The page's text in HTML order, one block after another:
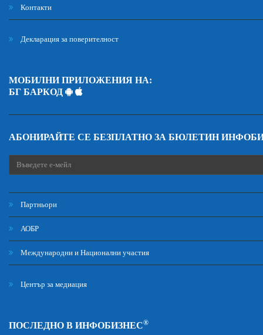
Контакти
Декларация за поверителност
МОБИЛНИ ПРИЛОЖЕНИЯ НА:
БГ БАРКОД
АБОНИРАЙТЕ СЕ БЕЗПЛАТНО ЗА БЮЛЕТИН
Партньори
АОБР
Международни и Национални участия
Център за медиация
ПОСЛЕДНО В ИНФОБИЗНЕС®